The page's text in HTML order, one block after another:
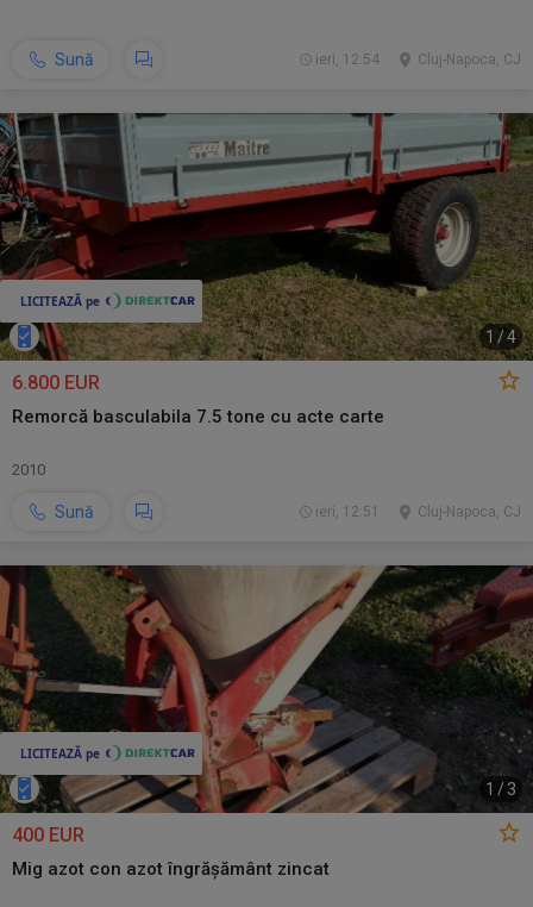
Sună Cluj-Napoca, CJ
ieri, 12:54
1 /4
6.800 EUR
Remorcă basculabila 7.5 tone cu acte carte
2010
Sună Cluj-Napoca, CJ
ieri, 12:51
1 /3
400 EUR
Mig azot con azot îngrășământ zincat